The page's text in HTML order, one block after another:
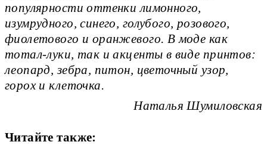
популярности оттенки лимонного,
изумрудного, синего, голубого, розового,
фиолетового и оранжевого. В моде как
тотал-луки, так и акценты в виде принтов:
леопард, зебра, питон, цветочный узор,
горох и клеточка.
Наталья Шумиловская
Читайте также: